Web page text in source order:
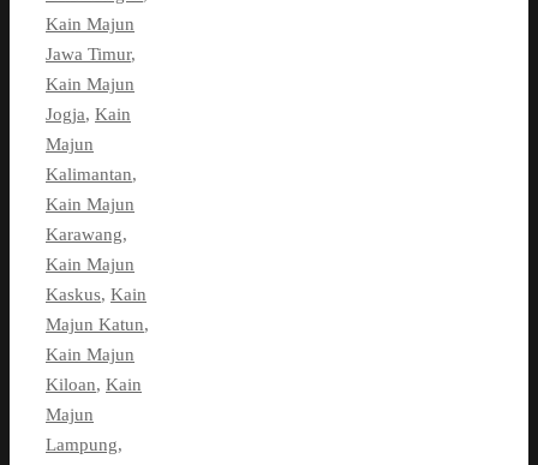
Kain Majun
Jawa Timur,
Kain Majun
Jogja, Kain
Majun
Kalimantan,
Kain Majun
Karawang,
Kain Majun
Kaskus, Kain
Majun Katun,
Kain Majun
Kiloan, Kain
Majun
Lampung,